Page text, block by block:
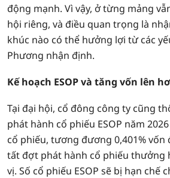
động mạnh. Vì vậy, ở từng mảng
hội riêng, và điều quan trọng là
khúc nào có thể hưởng lợi từ các
Phương nhận định.
Kế hoạch ESOP và tăng vốn lên
Tại đại hội, cổ đông công ty cũng
phát hành cổ phiếu ESOP năm
cổ phiếu, tương đương 0,401% vốn
tất đợt phát hành cổ phiếu thưởng
vị. Số cổ phiếu ESOP sẽ bị hạn chế